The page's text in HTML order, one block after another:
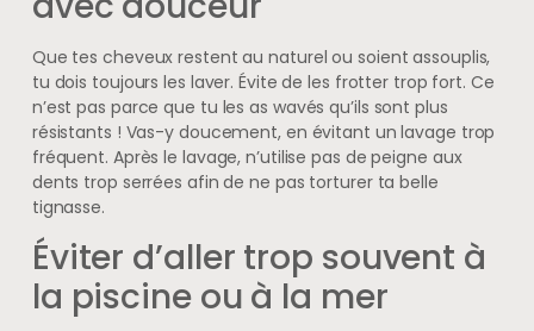
Que tes cheveux restent au naturel ou soient assouplis,
tu dois toujours les laver. Évite de les frotter trop fort. Ce
n’est pas parce que tu les as wavés qu’ils sont plus
résistants ! Vas-y doucement, en évitant un lavage trop
fréquent. Après le lavage, n’utilise pas de peigne aux
dents trop serrées afin de ne pas torturer ta belle
tignasse.
Éviter d’aller trop souvent à
la piscine ou à la mer